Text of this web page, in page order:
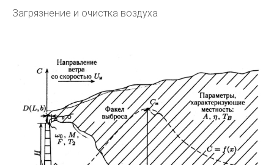
Загрязнение и очистка воздуха